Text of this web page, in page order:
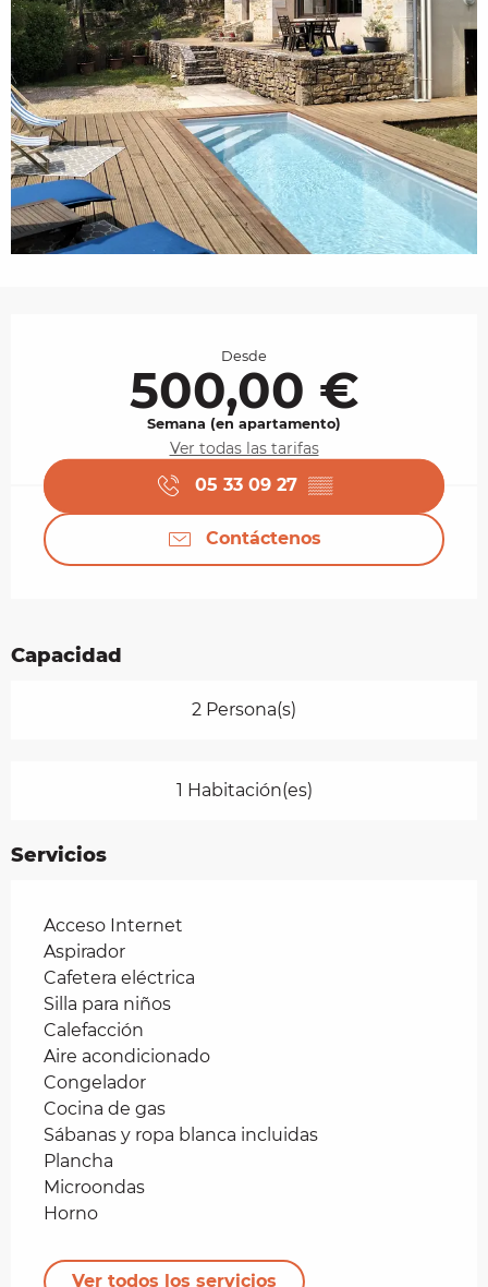
Desde
500,00 €
Semana (en apartamento)
Ver todas las tarifas
05 33 09 27 ▒▒
Contáctenos
Capacidad
2 Persona(s)
1 Habitación(es)
Servicios
Acceso Internet
Aspirador
Cafetera eléctrica
Silla para niños
Calefacción
Aire acondicionado
Congelador
Cocina de gas
Sábanas y ropa blanca incluidas
Plancha
Microondas
Horno
Ver todos los servicios